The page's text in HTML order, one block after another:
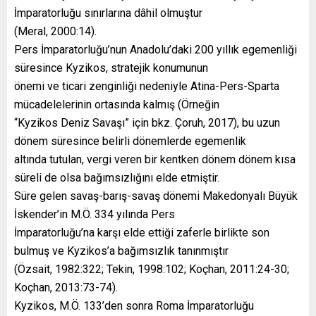
İmparatorluğu sınırlarına dâhil olmuştur
(Meral, 2000:14).
Pers İmparatorluğu’nun Anadolu’daki 200 yıllık egemenliği
süresince Kyzikos, stratejik konumunun
önemi ve ticari zenginliği nedeniyle Atina-Pers-Sparta
mücadelelerinin ortasında kalmış (Örneğin
“Kyzikos Deniz Savaşı” için bkz. Çoruh, 2017), bu uzun
dönem süresince belirli dönemlerde egemenlik
altında tutulan, vergi veren bir kentken dönem dönem kısa
süreli de olsa bağımsızlığını elde etmiştir.
Süre gelen savaş-barış-savaş dönemi Makedonyalı Büyük
İskender’in M.Ö. 334 yılında Pers
İmparatorluğu’na karşı elde ettiği zaferle birlikte son
bulmuş ve Kyzikos’a bağımsızlık tanınmıştır
(Özsait, 1982:322; Tekin, 1998:102; Koçhan, 2011:24-30;
Koçhan, 2013:73-74).
Kyzikos, M.Ö. 133’den sonra Roma İmparatorluğu